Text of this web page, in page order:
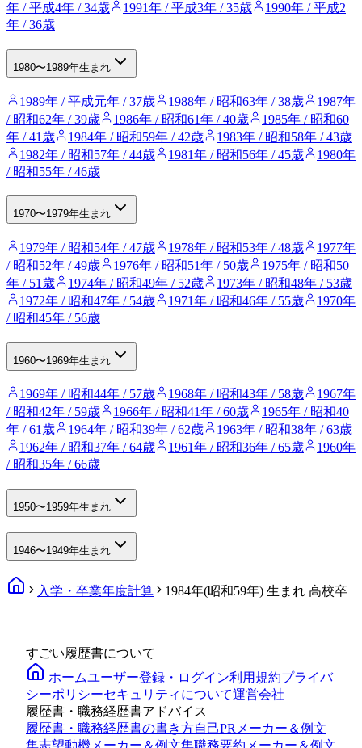
年 / 平成4年 / 34歳
1991年 / 平成3年 / 35歳
1990年 / 平成2
年 / 36歳
1980〜1989年生まれ
1989年 / 平成元年 / 37歳 1988年 / 昭和63年 / 38歳
1987年
/ 昭和62年 / 39歳
1986年 / 昭和61年 / 40歳
1985年 / 昭和60
年 / 41歳
1984年 / 昭和59年 / 42歳
1983年 / 昭和58年 / 43歳
1982年 / 昭和57年 / 44歳
1981年 / 昭和56年 / 45歳
1980年
/ 昭和55年 / 46歳
1970〜1979年生まれ
1979年 / 昭和54年 / 47歳 1978年 / 昭和53年 / 48歳
1977年
/ 昭和52年 / 49歳
1976年 / 昭和51年 / 50歳
1975年 / 昭和50
年 / 51歳
1974年 / 昭和49年 / 52歳
1973年 / 昭和48年 / 53歳
1972年 / 昭和47年 / 54歳
1971年 / 昭和46年 / 55歳
1970年
/ 昭和45年 / 56歳
1960〜1969年生まれ
1969年 / 昭和44年 / 57歳 1968年 / 昭和43年 / 58歳
1967年
/ 昭和42年 / 59歳
1966年 / 昭和41年 / 60歳
1965年 / 昭和40
年 / 61歳
1964年 / 昭和39年 / 62歳
1963年 / 昭和38年 / 63歳
1962年 / 昭和37年 / 64歳
1961年 / 昭和36年 / 65歳
1960年
/ 昭和35年 / 66歳
1950〜1959年生まれ
1946〜1949年生まれ
入学・卒業年度計算 1984年(昭和59年) 生まれ 高校卒
すごい履歴書について
ホームユーザー登録・ログイン利用規約プライバ
シーポリシーセキュリティについて運営会社
履歴書・職務経歴書アドバイス
履歴書・職務経歴書の書き方自己PRメーカー＆例文
集志望動機メーカー＆例文集職務要約メーカー＆例文